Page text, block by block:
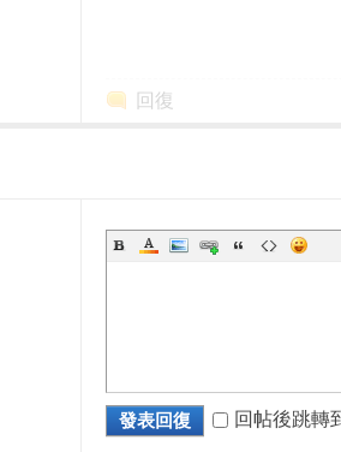
回復
發表回復 回帖後跳轉